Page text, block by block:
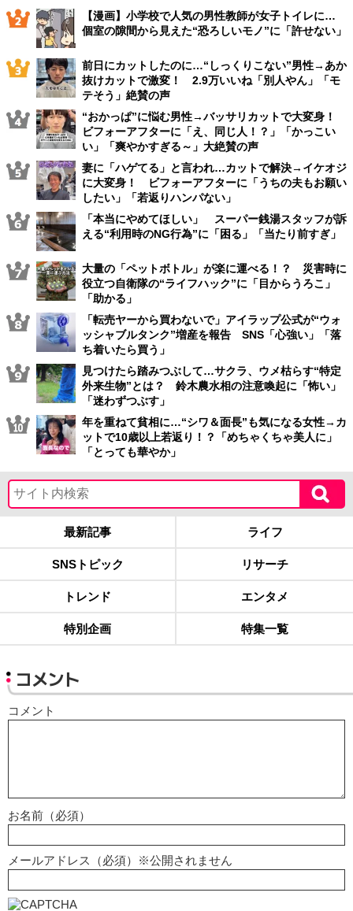
【漫画】小学校で人気の男性教師が女子トイレに…
個室の隙間から見えた“恐ろしいモノ”に「許せない」
前日にカットしたのに…“しっくりこない”男性→あか
抜けカットで激変！ 2.9万いいね「別人やん」「モ
テそう」絶賛の声
“おかっぱ”に悩む男性→バッサリカットで大変身！
ビフォーアフターに「え、同じ人！？」「かっこい
い」「爽やかすぎる～」大絶賛の声
妻に「ハゲてる」と言われ…カットで解決→イケオジ
に大変身！ ビフォーアフターに「うちの夫もお願い
したい」「若返りハンパない」
「本当にやめてほしい」 スーパー銭湯スタッフが訴
える“利用時のNG行為”に「困る」「当たり前すぎ」
大量の「ペットボトル」が楽に運べる！？ 災害時に
役立つ自衛隊の“ライフハック”に「目からうろこ」
「助かる」
「転売ヤーから買わないで」アイラップ公式が“ウォ
ッシャブルタンク”増産を報告 SNS「心強い」「落
ち着いたら買う」
見つけたら踏みつぶして…サクラ、ウメ枯らす“特定
外来生物”とは？ 鈴木農水相の注意喚起に「怖い」
「迷わずつぶす」
年を重ねて貧相に…“シワ＆面長”も気になる女性→カ
ットで10歳以上若返り！？「めちゃくちゃ美人に」
「とっても華やか」
最新記事 ライフ
SNSトピック リサーチ
トレンド エンタメ
特別企画 特集一覧
コメント
コメント
お名前（必須）
メールアドレス（必須）※公開されません